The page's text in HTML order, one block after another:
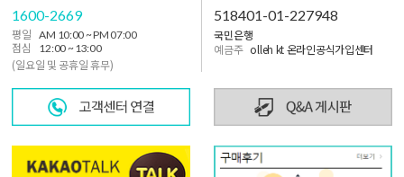
1600-2669
평일
AM 10:00 ~ PM 07:00
점심
12:00 ~ 13:00
(일요일 및 공휴일 휴무)
518401-01-227948
국민은행
예금주 olleh kt 온라인공식가입센터